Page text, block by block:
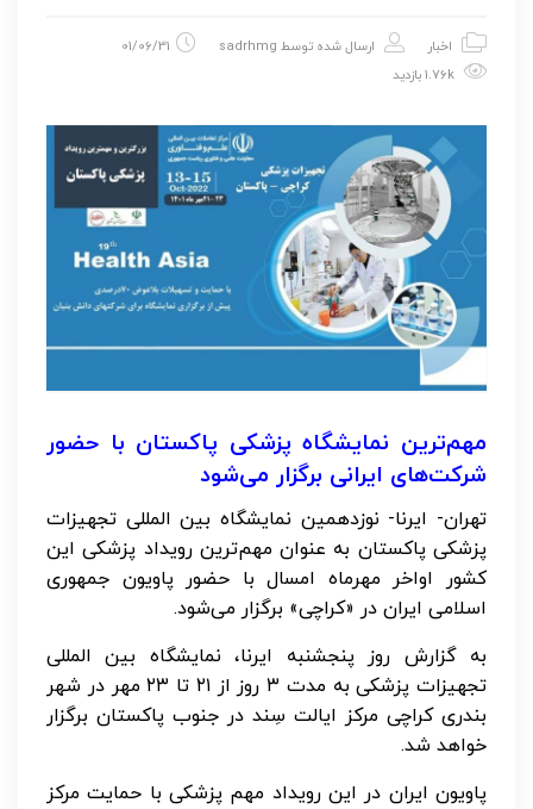
اخبار ارسال شده توسط sadrhmg
01/06/31
مهم‌ترین نمایشگاه پزشکی پاکستان با حضور
شرکت‌های ایرانی برگزار می‌شود
تهران- ایرنا- نوزدهمین نمایشگاه بین المللی تجهیزات
پزشکی پاکستان به عنوان مهم‌ترین رویداد پزشکی این
کشور اواخر مهرماه امسال با حضور پاویون جمهوری
اسلامی ایران در «کراچی» برگزار می‌شود.
به گزارش روز پنجشنبه ایرنا، نمایشگاه بین المللی
تجهیزات پزشکی به مدت ۳ روز از ۲۱ تا ۲۳ مهر در شهر
بندری کراچی مرکز ایالت سِند در جنوب پاکستان برگزار
خواهد شد.
پاویون ایران در این رویداد مهم پزشکی با حمایت مرکز